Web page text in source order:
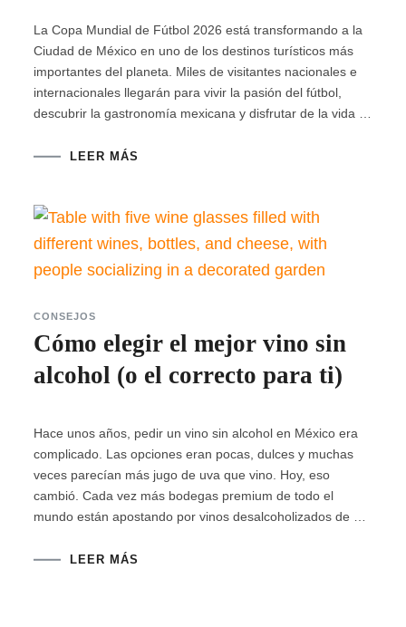
La Copa Mundial de Fútbol 2026 está transformando a la
Ciudad de México en uno de los destinos turísticos más
importantes del planeta. Miles de visitantes nacionales e
internacionales llegarán para vivir la pasión del fútbol,
descubrir la gastronomía mexicana y disfrutar de la vida …
LEER MÁS
CONSEJOS
Cómo elegir el mejor vino sin
alcohol (o el correcto para ti)
Hace unos años, pedir un vino sin alcohol en México era
complicado. Las opciones eran pocas, dulces y muchas
veces parecían más jugo de uva que vino. Hoy, eso
cambió. Cada vez más bodegas premium de todo el
mundo están apostando por vinos desalcoholizados de …
LEER MÁS